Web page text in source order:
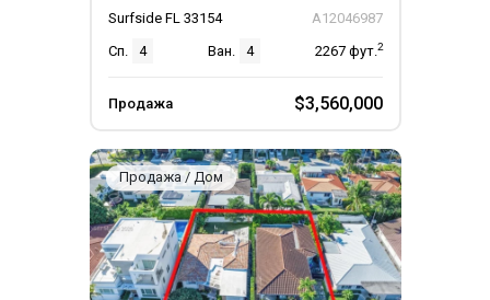
Surfside FL 33154
A12046987
Сп.
4 Ван. 4 2267 фут.2
Продажа $3,560,000
Продажа / Дом